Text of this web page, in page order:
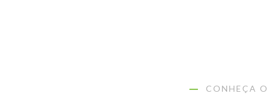
CONHEÇA O